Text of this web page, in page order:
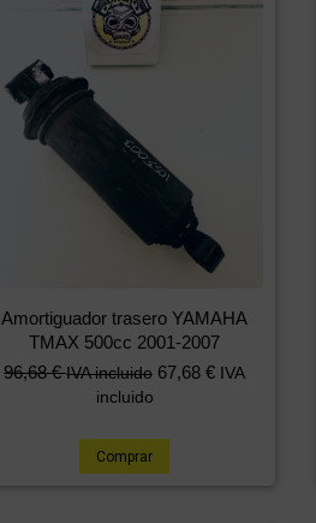
Amortiguador trasero YAMAHA
TMAX 500cc 2001-2007
96,68€ IVA incluido 67,68 € IVA
incluido
Comprar